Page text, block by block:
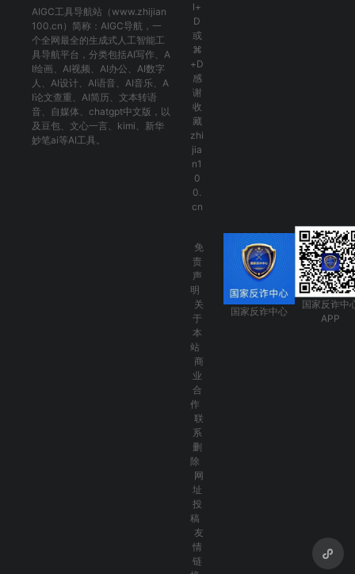
AIGC工具导航站（www.zhijian
100.cn）简称： AIGC导航 ，一
个全网最全的生成式人工智能工
具导航平台，分类包括AI写作 、 A
I绘画 、 AI视频 、 AI办公 、 AI数字
人 、 AI设计、 AI语音、 AI音乐、 A
I论文查重 、 AI简历 、 文本转语
音、 自媒体 、 chatgpt中文版 ，以
及 豆包、 文心一言 、 kimi 、 新华
妙笔ai等AI工具。
l+
D
或
⌘
+D
感
谢
收
藏
zhi
jia
n1
0
0.
cn
免
责
声
明
关
于
本
站
商
业
合
作
联
系
删
除
网
址
投
稿
友
情
链
国家反诈中心
国家反诈中
APP